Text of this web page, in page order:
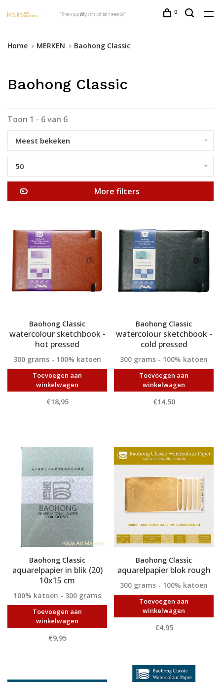
0
Home MERKEN Baohong Classic
Baohong Classic
Toon 1 - 6 van 6
Meest bekeken
50
More filters
Baohong Classic
watercolour sketchbook -
hot pressed
300 grams - 100% katoen
Toevoegen aan
winkelwagen
€18,95
Baohong Classic
watercolour sketchbook -
cold pressed
300 grams - 100% katoen
Toevoegen aan
winkelwagen
€14,50
Baohong Classic
aquarelpapier in blik (20)
10x15 cm
100% katoen - 300 grams
Toevoegen aan
winkelwagen
€9,95
Baohong Classic
aquarelpapier blok rough
300 grams - 100% katoen
Toevoegen aan
winkelwagen
€4,95